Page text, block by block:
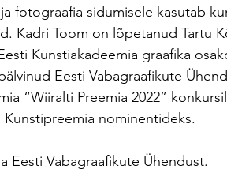
fotograafia sidumisele kasutab
Kadri Toom on lõpetanud Tartu
Kunstiakadeemia graafika
Eesti Vabagraafikute
“Wiiralti Preemia 2022”
nominentideks.
Eesti Vabagraafikute Ühendust.